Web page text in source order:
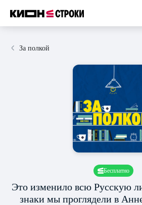
За полкой
Бесплатно
Это изменило всю Русскую
знаки мы проглядели в